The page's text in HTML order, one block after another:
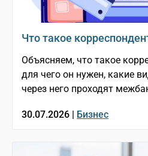
Что такое
Объясняем, что такое
для чего он нужен, какие
через него проходят
30.07.2026 | Бизнес